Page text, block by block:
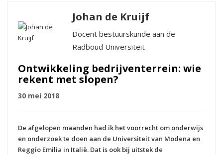
Johan de Kruijf
Docent bestuurskunde aan de
Radboud Universiteit
Ontwikkeling bedrijventerrein: wie
rekent met slopen?
30 mei 2018
De afgelopen maanden had ik het voorrecht om onderwijs
en onderzoek te doen aan de Universiteit van Modena en
Reggio Emilia in Italië. Dat is ook bij uitstek de